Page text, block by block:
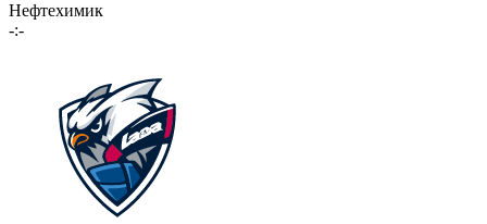
Нефтехимик
-:-